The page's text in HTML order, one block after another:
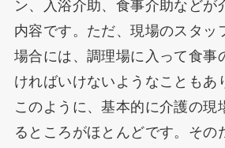
ン、入浴介助、食事介助などが
内容です。ただ、現場のスタッ
場合には、調理場に入って食事
ければいけないようなこともあ
このように、基本的に介護の現
るところがほとんどです。その